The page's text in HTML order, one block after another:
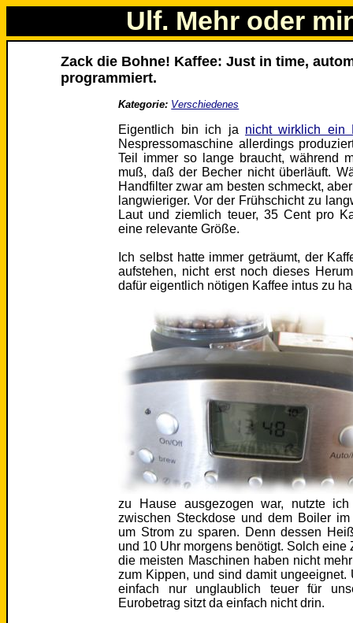
Ulf. Mehr oder
Zack die Bohne! Kaffee: Just in time,
programmiert.
Kategorie: Verschiedenes
Eigentlich bin ich ja nicht wirklich ein
Nespressomaschine allerdings
Teil immer so lange braucht, während
muß, daß der Becher nicht überläuft.
Handfilter zwar am besten schmeckt,
langwieriger. Vor der Frühschicht zu
Laut und ziemlich teuer, 35 Cent pro
eine relevante Größe.
Ich selbst hatte immer geträumt, der
aufstehen, nicht erst noch dieses
dafür eigentlich nötigen Kaffee intus zu
zu Hause ausgezogen war, nutzte
zwischen Steckdose und dem Boiler
um Strom zu sparen. Denn dessen
und 10 Uhr morgens benötigt. Solch
die meisten Maschinen haben nicht
zum Kippen, und sind damit
einfach nur unglaublich teuer für
Eurobetrag sitzt da einfach nicht drin.